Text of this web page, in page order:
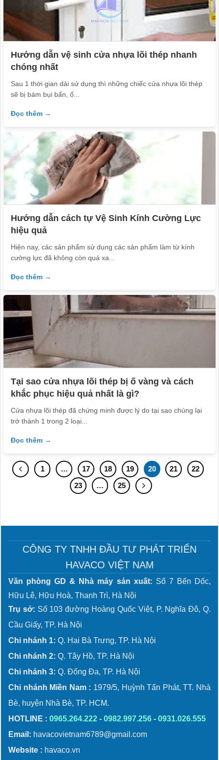
Hướng dẫn vệ sinh cửa nhựa lõi thép nhanh
chóng nhất
Sau 1 thời gian dài sử dụng thì những chiếc cửa nhựa lõi thép
sẽ bị bám bụi bẩn, ố...
Đọc thêm →
Hướng dẫn cách tự Vệ Sinh Kính Cường Lực
hiệu quả
Hiện nay, các sản phẩm sử dụng các sản phẩm làm từ kính
cường lực đã không còn quá xa...
Đọc thêm →
Tại sao cửa nhựa lõi thép bị ố vàng và cách
khắc phục hiệu quả nhất là gì?
Cửa nhựa lõi thép đã chứng minh được lý do tại sao chúng lại
trở thành 1 trong 2 loại...
Đọc thêm →
1 … 17 18 19 20 21
22
23
… 25
CÔNG TY TNHH ĐẦU TƯ PHÁT TRIỂN
HAVACO VIỆT NAM
Văn phòng GD & Nhà máy sản xuất: Số 7 Bến Dốc,
Hữu Lê, Hữu Hoà, Thanh Trì, Hà Nội
Trụ sở: Số 103 đường Hoàng Quốc Việt, P. Nghĩa Đô, Q.
Cầu Giấy, TP. Hà Nội
Chi nhánh 1: Q. Hai Bà Trưng, TP. Hà Nội
Chi nhánh 2: Q. Tây Hồ, TP. Hà Nội
Chi nhánh 3: Q. Đống Đa, TP. Hà Nội
Chi nhánh Miền Nam : 1979/5, Huỳnh Tấn Phát, TT. Nhà
Bè, huyện Nhà Bè, TP. HCM.
HOTLINE : 0965.264.222 - 0982.997.256 - 0931.026.555
Email: havacovietnam6789@gmail.com
Website : havaco.vn